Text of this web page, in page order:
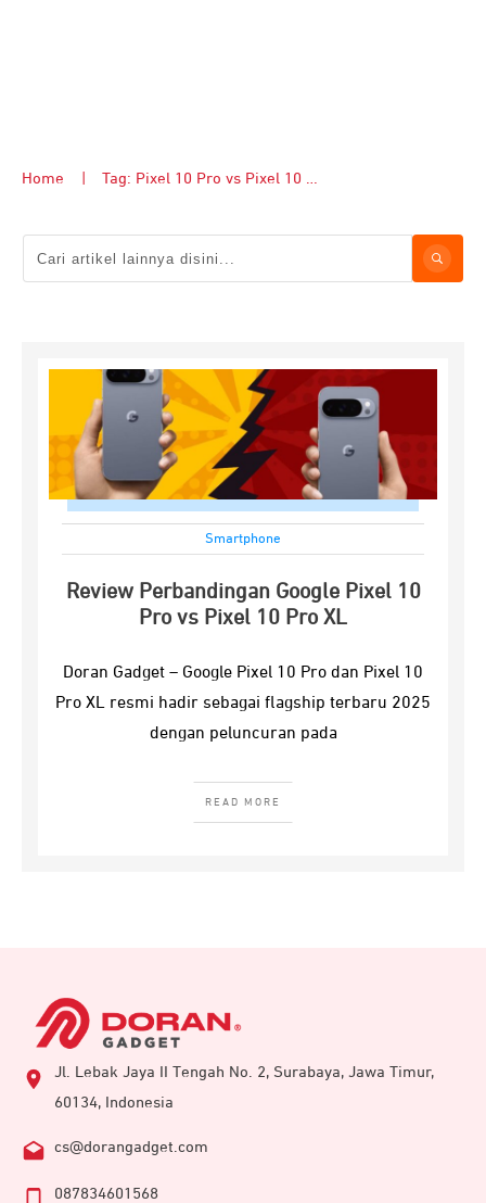
Home Tag: Pixel 10 Pro vs Pixel 10 Pro XL
Smartphone
Review Perbandingan Google Pixel 10
Pro vs Pixel 10 Pro XL
Doran Gadget – Google Pixel 10 Pro dan Pixel 10
Pro XL resmi hadir sebagai flagship terbaru 2025
dengan peluncuran pada
READ MORE
Jl. Lebak Jaya II Tengah No. 2, Surabaya, Jawa Timur,
60134, Indonesia
cs@dorangadget.com
087834601568